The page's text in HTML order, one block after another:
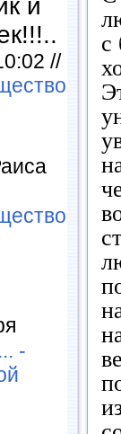
и
//
-
с